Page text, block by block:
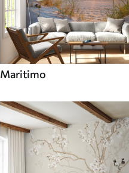
Maritimo